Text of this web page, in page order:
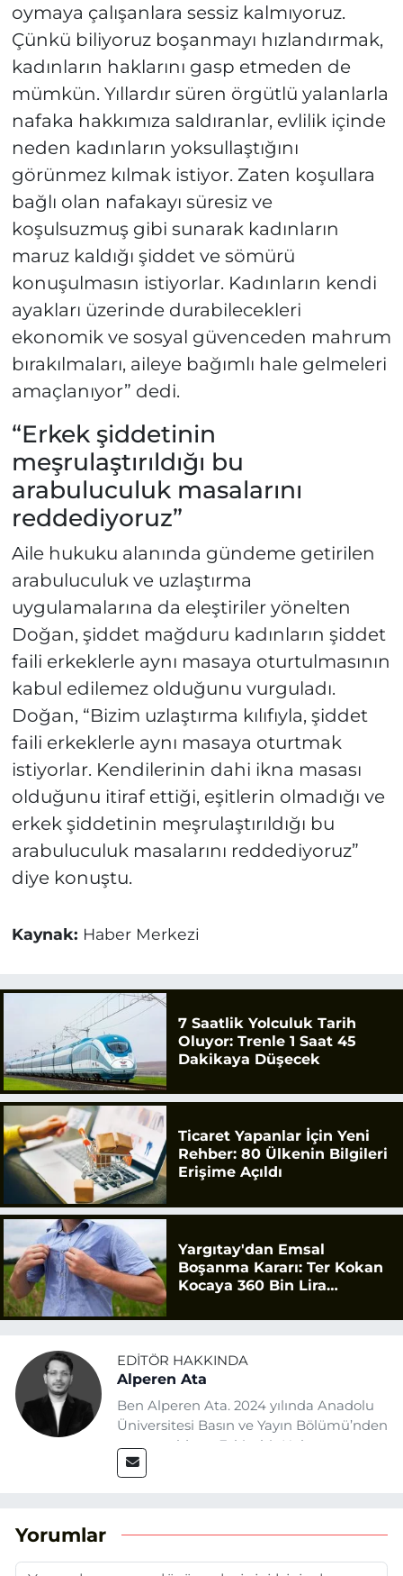
oymaya çalışanlara sessiz kalmıyoruz.
Çünkü biliyoruz boşanmayı hızlandırmak,
kadınların haklarını gasp etmeden de
mümkün. Yıllardır süren örgütlü yalanlarla
nafaka hakkımıza saldıranlar, evlilik içinde
neden kadınların yoksullaştığını
görünmez kılmak istiyor. Zaten koşullara
bağlı olan nafakayı süresiz ve
koşulsuzmuş gibi sunarak kadınların
maruz kaldığı şiddet ve sömürü
konuşulmasın istiyorlar. Kadınların kendi
ayakları üzerinde durabilecekleri
ekonomik ve sosyal güvenceden mahrum
bırakılmaları, aileye bağımlı hale gelmeleri
amaçlanıyor” dedi.
“Erkek şiddetinin
meşrulaştırıldığı bu
arabuluculuk masalarını
reddediyoruz”
Aile hukuku alanında gündeme getirilen
arabuluculuk ve uzlaştırma
uygulamalarına da eleştiriler yönelten
Doğan, şiddet mağduru kadınların şiddet
faili erkeklerle aynı masaya oturtulmasının
kabul edilemez olduğunu vurguladı.
Doğan, “Bizim uzlaştırma kılıfıyla, şiddet
faili erkeklerle aynı masaya oturtmak
istiyorlar. Kendilerinin dahi ikna masası
olduğunu itiraf ettiği, eşitlerin olmadığı ve
erkek şiddetinin meşrulaştırıldığı bu
arabuluculuk masalarını reddediyoruz”
diye konuştu.
Kaynak: Haber Merkezi
7 Saatlik Yolculuk Tarih
Oluyor: Trenle 1 Saat 45
Dakikaya Düşecek
Ticaret Yapanlar İçin Yeni
Rehber: 80 Ülkenin Bilgileri
Erişime Açıldı
Yargıtay'dan Emsal
Boşanma Kararı: Ter Kokan
Kocaya 360 Bin Lira
EDITÖR HAKKINDA
Alperen Ata
Ben Alperen Ata. 2024 yılında Anadolu
Üniversitesi Basın ve Yayın Bölümü’nden
mezun oldum. Eskişehir Haber
Ajansı’nda (EHA) muhabir ve editör
Yorumlar